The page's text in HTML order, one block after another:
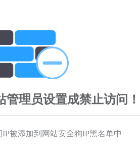
管理员设置成禁止访问！
被添加到网站安全狗IP黑名单中